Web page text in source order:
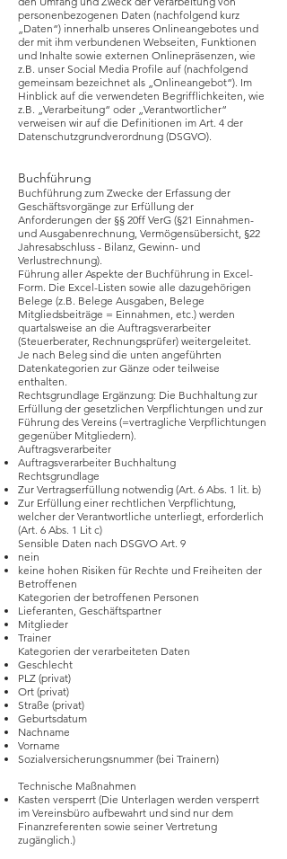
personenbezogenen Daten (nachfolgend kurz
„Daten“) innerhalb unseres Onlineangebotes und
der mit ihm verbundenen Webseiten, Funktionen
und Inhalte sowie externen Onlinepräsenzen, wie
z.B. unser Social Media Profile auf (nachfolgend
gemeinsam bezeichnet als „Onlineangebot“). Im
Hinblick auf die verwendeten Begrifflichkeiten, wie
z.B. „Verarbeitung“ oder „Verantwortlicher“
verweisen wir auf die Definitionen im Art. 4 der
Datenschutzgrundverordnung (DSGVO).
Buchführung
Buchführung zum Zwecke der Erfassung der
Geschäftsvorgänge zur Erfüllung der
Anforderungen der §§ 20ff VerG (§21 Einnahmen-
und Ausgabenrechnung, Vermögensübersicht, §22
Jahresabschluss - Bilanz, Gewinn- und
Verlustrechnung).
Führung aller Aspekte der Buchführung in Excel-
Form. Die Excel-Listen sowie alle dazugehörigen
Belege (z.B. Belege Ausgaben, Belege
Mitgliedsbeiträge = Einnahmen, etc.) werden
quartalsweise an die Auftragsverarbeiter
(Steuerberater, Rechnungsprüfer) weitergeleitet.
Je nach Beleg sind die unten angeführten
Datenkategorien zur Gänze oder teilweise
enthalten.
Rechtsgrundlage Ergänzung: Die Buchhaltung zur
Erfüllung der gesetzlichen Verpflichtungen und zur
Führung des Vereins (=vertragliche Verpflichtungen
gegenüber Mitgliedern).
Auftragsverarbeiter
Auftragsverarbeiter Buchhaltung
Rechtsgrundlage
Zur Vertragserfüllung notwendig (Art. 6 Abs. 1 lit. b)
Zur Erfüllung einer rechtlichen Verpflichtung,
welcher der Verantwortliche unterliegt, erforderlich
(Art. 6 Abs. 1 Lit c)
Sensible Daten nach DSGVO Art. 9
nein
keine hohen Risiken für Rechte und Freiheiten der
Betroffenen
Kategorien der betroffenen Personen
Lieferanten, Geschäftspartner
Mitglieder
Trainer
Kategorien der verarbeiteten Daten
Geschlecht
PLZ (privat)
Ort (privat)
Straße (privat)
Geburtsdatum
Nachname
Vorname
Sozialversicherungsnummer (bei Trainern)
Technische Maßnahmen
Kasten versperrt (Die Unterlagen werden versperrt
im Vereinsbüro aufbewahrt und sind nur dem
Finanzreferenten sowie seiner Vertretung
zugänglich.)